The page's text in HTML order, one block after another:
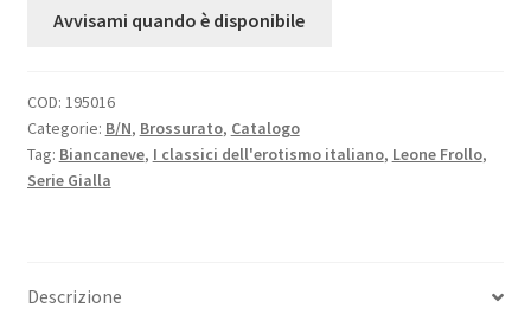
Avvisami quando è disponibile
COD: 195016
Categorie: B/N, Brossurato, Catalogo
Tag: Biancaneve, I classici dell'erotismo italiano, Leone Frollo,
Serie Gialla
Descrizione